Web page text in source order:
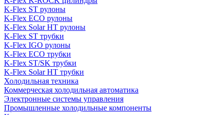
K-Flex ST рулоны
K-Flex ECO рулоны
K-Flex Solar HT рулоны
K-Flex ST трубки
K-Flex IGO рулоны
K-Flex ECO трубки
K-Flex ST/SK трубки
K-Flex Solar HT трубки
Холодильная техника
Коммерческая холодильная автоматика
Электронные системы управления
Промышленные холодильные компоненты